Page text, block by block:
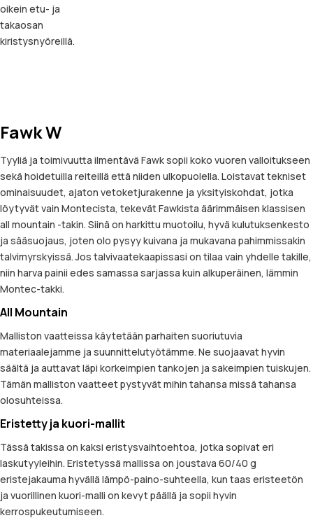
oikein etu- ja
takaosan
kiristysnyöreillä.
Fawk W
Tyyliä ja toimivuutta ilmentävä Fawk sopii koko vuoren valloitukseen
sekä hoidetuilla reiteillä että niiden ulkopuolella. Loistavat tekniset
ominaisuudet, ajaton vetoketjurakenne ja yksityiskohdat, jotka
löytyvät vain Montecista, tekevät Fawkista äärimmäisen klassisen
all mountain -takin. Siinä on harkittu muotoilu, hyvä kulutuksenkesto
ja sääsuojaus, joten olo pysyy kuivana ja mukavana pahimmissakin
talvimyrskyissä. Jos talvivaatekaapissasi on tilaa vain yhdelle takille,
niin harva painii edes samassa sarjassa kuin alkuperäinen, lämmin
Montec-takki.
All Mountain
Malliston vaatteissa käytetään parhaiten suoriutuvia
materiaalejamme ja suunnittelutyötämme. Ne suojaavat hyvin
säältä ja auttavat läpi korkeimpien tankojen ja sakeimpien tuiskujen.
Tämän malliston vaatteet pystyvät mihin tahansa missä tahansa
olosuhteissa.
Eristetty ja kuori-mallit
Tässä takissa on kaksi eristysvaihtoehtoa, jotka sopivat eri
laskutyyleihin. Eristetyssä mallissa on joustava 60/40 g
eristejakauma hyvällä lämpö-paino-suhteella, kun taas eristeetön
ja vuorillinen kuori-malli on kevyt päällä ja sopii hyvin
kerrospukeutumiseen.